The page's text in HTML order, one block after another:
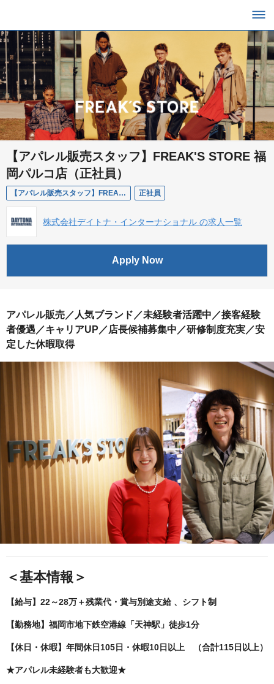
【アパレル販売スタッフ】FREAK'S STORE 福
岡パルコ店（正社員）
【アパレル販売スタッフ】FREAK'S STORE 福岡パルコ店（正社員） 正社員
株式会社デイトナ・インターナショナル の求人一覧
Apply Now
アパレル販売／人気ブランド／未経験者活躍中／接客経験
者優遇／キャリアUP／店長候補募集中／研修制度充実／安
定した休暇取得
＜基本情報＞
【給与】22～28万＋残業代・賞与別途支給 、シフト制
【勤務地】福岡市地下鉄空港線「天神駅」徒歩1分
【休日・休暇】年間休日105日・休暇10日以上 （合計115日以上）
★アパレル未経験者も大歓迎★